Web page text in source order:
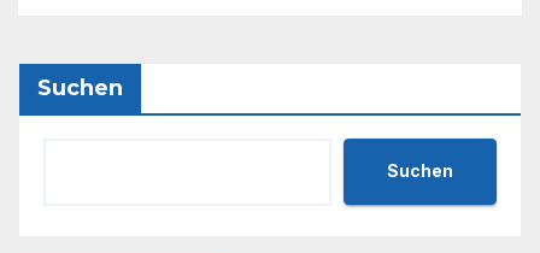
Suchen
Suchen